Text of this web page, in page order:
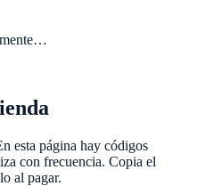
esta página hay códigos
con frecuencia. Copia el
al pagar.